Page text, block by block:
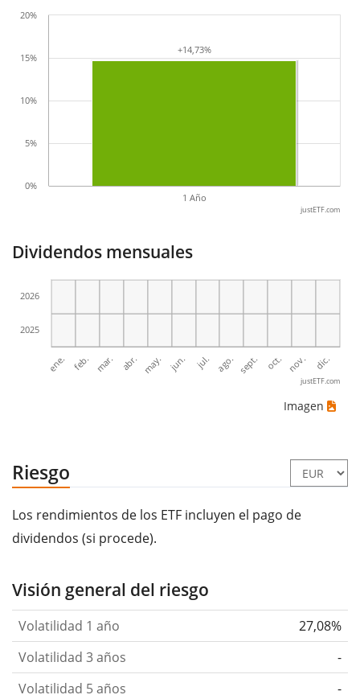
+14,73%
+14,73%
1 Año
0%
5%
10%
15%
20%
justETF.com
Dividendos mensuales
ene. feb. mar. abr. may. jun. jul. ago. sept. oct. nov. dic.
2025
2026
justETF.com
Imagen
Riesgo
Los rendimientos de los ETF incluyen el pago de
dividendos (si procede).
Visión general del riesgo
Volatilidad 1 año
27,08%
Volatilidad 3 años
-
Volatilidad 5 años
-